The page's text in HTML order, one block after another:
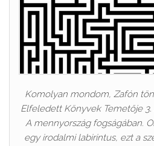
Komolyan mondom, Zafón
Elfeledett Könyvek Temetője
A mennyország fogságában.
egy irodalmi labirintus, ezt a